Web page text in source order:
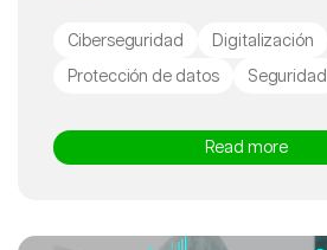
Ciberseguridad Digitalización
Protección de datos
Seguridad
Read more